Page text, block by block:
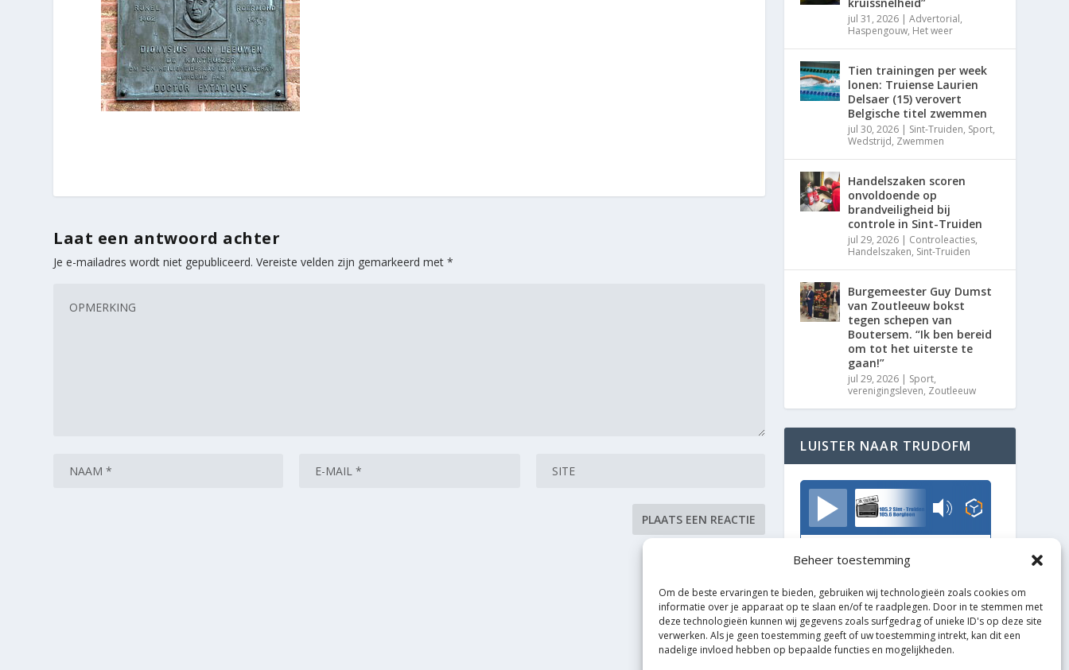
Beheer toestemming
Om de beste ervaringen te bieden, gebruiken wij technologieën zoals cookies om
informatie over je apparaat op te slaan en/of te raadplegen. Door in te stemmen met
deze technologieën kunnen wij gegevens zoals surfgedrag of unieke ID's op deze site
verwerken. Als je geen toestemming geeft of uw toestemming intrekt, kan dit een
nadelige invloed hebben op bepaalde functies en mogelijkheden.
Laat een antwoord achter
Je e-mailadres wordt niet gepubliceerd. Vereiste velden zijn gemarkeerd met*
jul 31, 2026 |Advertorial,
Haspengouw, Het weer
Tien trainingen per week
lonen: Truiense Laurien
Delsaer (15) verovert
Belgische titel zwemmen
jul 30, 2026 | Sint-Truiden, Sport,
Wedstrijd, Zwemmen
Handelszaken scoren
onvoldoende op
brandveiligheid bij
controle in Sint-Truiden
jul 29, 2026 | Controleacties,
Handelszaken, Sint-Truiden
Burgemeester Guy Dumst
van Zoutleeuw bokst
tegen schepen van
Boutersem. “Ik ben bereid
om tot het uiterste te
gaan!”
jul 29, 2026 | Sport,
verenigingsleven, Zoutleeuw
LUISTER NAAR TRUDOFM
TrudoFM